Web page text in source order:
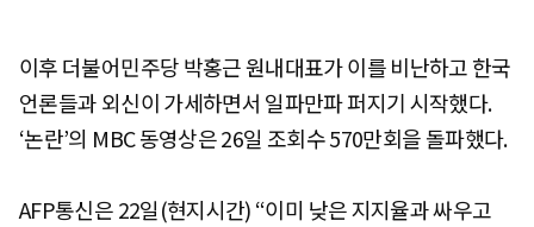
이후 더불어민주당 박홍근 원내대표가 이를 비난하고 한국
언론들과 외신이 가세하면서 일파만파 퍼지기 시작했다.
‘논란’의 MBC 동영상은 26일 조회수 570만회을 돌파했다.
AFP통신은 22일(현지시간) “이미 낮은 지지율과 싸우고